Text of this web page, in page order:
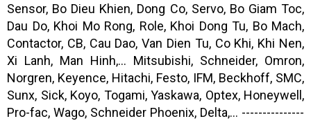
Sensor, Bo Dieu Khien, Dong Co, Servo, Bo Giam Toc,
Dau Do, Khoi Mo Rong, Role, Khoi Dong Tu, Bo Mach,
Contactor, CB, Cau Dao, Van Dien Tu, Co Khi, Khi Nen,
Xi Lanh, Man Hinh,... Mitsubishi, Schneider, Omron,
Norgren, Keyence, Hitachi, Festo, IFM, Beckhoff, SMC,
Sunx, Sick, Koyo, Togami, Yaskawa, Optex, Honeywell,
Pro-fac, Wago, Schneider Phoenix, Delta,... ---------------